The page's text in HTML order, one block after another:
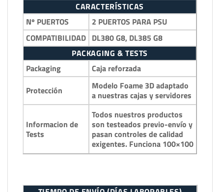
CARACTERÍSTICAS
Nº PUERTOS
2 PUERTOS PARA PSU
COMPATIBILIDAD DL380 G8, DL385 G8
PACKAGING & TESTS
Packaging
Caja reforzada
Protección
Modelo Foame 3D adaptado
a nuestras cajas y servidores
Informacion de
Tests
Todos nuestros productos
son testeados previo-envío y
pasan controles de calidad
exigentes. Funciona 100×100